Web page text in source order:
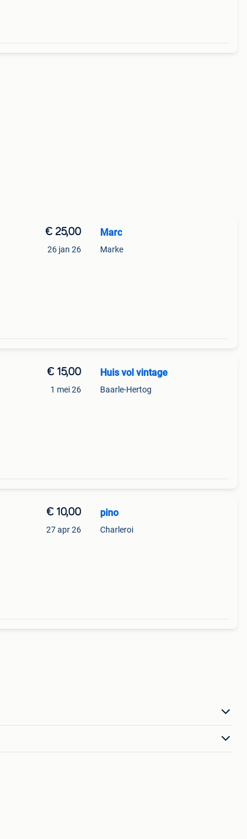
€ 25,00
26 jan 26
Marc
Marke
€ 15,00
1 mei 26
Huis vol vintage
Baarle-Hertog
€ 10,00
27 apr 26
pino
Charleroi